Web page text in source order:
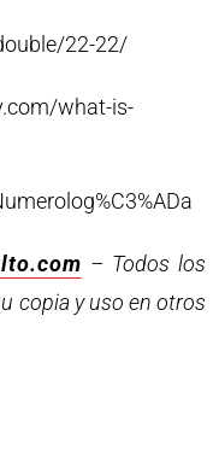
22-22/
what-is-
– Todos los
copia y uso en otros